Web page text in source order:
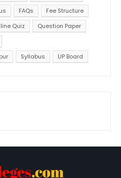
FAQs
Fee Structure
Quiz
Question Paper
Syllabus UP Board